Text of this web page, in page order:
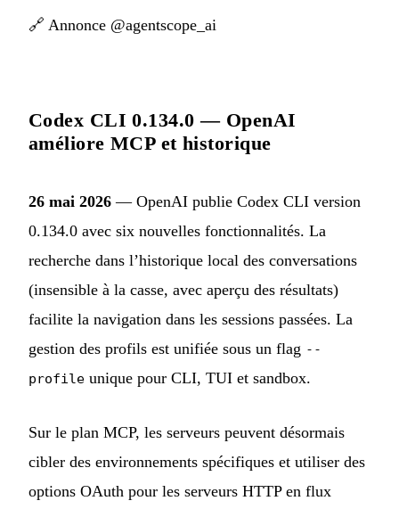
🔗 Annonce @agentscope_ai
Codex CLI 0.134.0 — OpenAI
améliore MCP et historique
26 mai 2026 — OpenAI publie Codex CLI version
0.134.0 avec six nouvelles fonctionnalités. La
recherche dans l’historique local des conversations
(insensible à la casse, avec aperçu des résultats)
facilite la navigation dans les sessions passées. La
gestion des profils est unifiée sous un flag --
profile unique pour CLI, TUI et sandbox.
Sur le plan MCP, les serveurs peuvent désormais
cibler des environnements spécifiques et utiliser des
options OAuth pour les serveurs HTTP en flux